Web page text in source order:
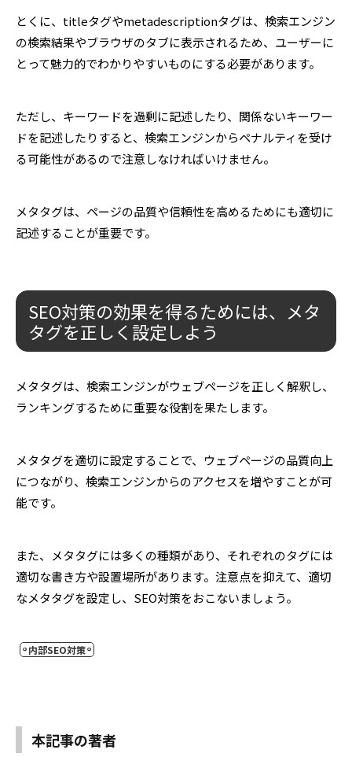
とくに、titleタグやmetadescriptionタグは、検索エンジン
の検索結果やブラウザのタブに表示されるため、ユーザーに
とって魅力的でわかりやすいものにする必要があります。
ただし、キーワードを過剰に記述したり、関係ないキーワー
ドを記述したりすると、検索エンジンからペナルティを受け
る可能性があるので注意しなければいけません。
メタタグは、ページの品質や信頼性を高めるためにも適切に
記述することが重要です。
SEO対策の効果を得るためには、メタ
タグを正しく設定しよう
メタタグは、検索エンジンがウェブページを正しく解釈し、
ランキングするために重要な役割を果たします。
メタタグを適切に設定することで、ウェブページの品質向上
につながり、検索エンジンからのアクセスを増やすことが可
能です。
また、メタタグには多くの種類があり、それぞれのタグには
適切な書き方や設置場所があります。注意点を抑えて、適切
なメタタグを設定し、SEO対策をおこないましょう。
内部SEO対策
本記事の著者